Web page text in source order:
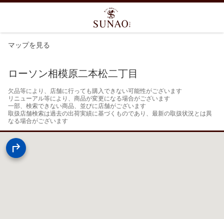
マップを見る
ローソン相模原二本松二丁目
欠品等により、店舗に行っても購入できない可能性がございます
リニューアル等により、商品が変更になる場合がございます
一部、検索できない商品、並びに店舗がございます
取扱店舗検索は過去の出荷実績に基づくものであり、最新の取扱状況とは異
なる場合がございます